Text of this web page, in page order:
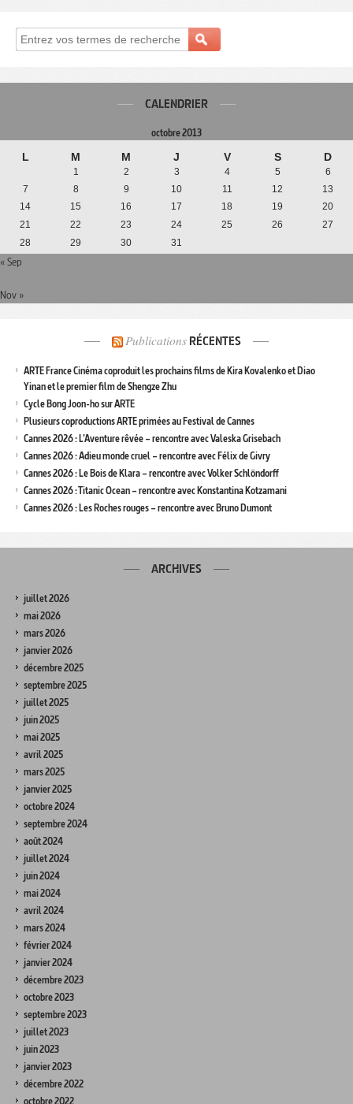
CALENDRIER
octobre 2013
L M M J V S D
1 2 3 4 5
6
7
8 9 10 11 12
13
14
15 16 17 18 19
20
21
22 23 24 25 26
27
28
29 30 31
« Sep
Nov »
Publications RÉCENTES
ARTE France Cinéma coproduit les prochains films de Kira Kovalenko et Diao
Yinan et le premier film de Shengze Zhu
Cycle Bong Joon-ho sur ARTE
Plusieurs coproductions ARTE primées au Festival de Cannes
Cannes 2026 : L’Aventure rêvée – rencontre avec Valeska Grisebach
Cannes 2026 : Adieu monde cruel – rencontre avec Félix de Givry
Cannes 2026 : Le Bois de Klara – rencontre avec Volker Schlöndorff
Cannes 2026 : Titanic Ocean – rencontre avec Konstantina Kotzamani
Cannes 2026 : Les Roches rouges – rencontre avec Bruno Dumont
ARCHIVES
juillet 2026
mai 2026
mars 2026
janvier 2026
décembre 2025
septembre 2025
juillet 2025
juin 2025
mai 2025
avril 2025
mars 2025
janvier 2025
octobre 2024
septembre 2024
août 2024
juillet 2024
juin 2024
mai 2024
avril 2024
mars 2024
février 2024
janvier 2024
décembre 2023
octobre 2023
septembre 2023
juillet 2023
juin 2023
janvier 2023
décembre 2022